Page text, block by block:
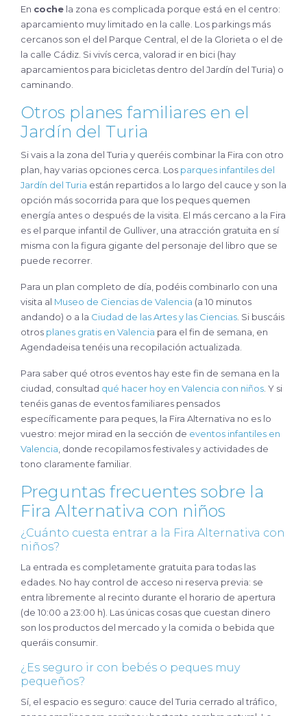
En coche la zona es complicada porque está en el centro:
aparcamiento muy limitado en la calle. Los parkings más
cercanos son el del Parque Central, el de la Glorieta o el de
la calle Cádiz. Si vivís cerca, valorad ir en bici (hay
aparcamientos para bicicletas dentro del Jardín del Turia) o
caminando.
Otros planes familiares en el
Jardín del Turia
Si vais a la zona del Turia y queréis combinar la Fira con otro
plan, hay varias opciones cerca. Los parques infantiles del
Jardín del Turia están repartidos a lo largo del cauce y son la
opción más socorrida para que los peques quemen
energía antes o después de la visita. El más cercano a la Fira
es el parque infantil de Gulliver, una atracción gratuita en sí
misma con la figura gigante del personaje del libro que se
puede recorrer.
Para un plan completo de día, podéis combinarlo con una
visita al Museo de Ciencias de Valencia (a 10 minutos
andando) o a la Ciudad de las Artes y las Ciencias . Si buscáis
otros planes gratis en Valencia para el fin de semana, en
Agendadeisa tenéis una recopilación actualizada.
Para saber qué otros eventos hay este fin de semana en la
ciudad, consultad qué hacer hoy en Valencia con niños . Y si
tenéis ganas de eventos familiares pensados
específicamente para peques, la Fira Alternativa no es lo
vuestro: mejor mirad en la sección de eventos infantiles en
Valencia , donde recopilamos festivales y actividades de
tono claramente familiar.
Preguntas frecuentes sobre la
Fira Alternativa con niños
¿Cuánto cuesta entrar a la Fira Alternativa con
niños?
La entrada es completamente gratuita para todas las
edades. No hay control de acceso ni reserva previa: se
entra libremente al recinto durante el horario de apertura
(de 10:00 a 23:00 h). Las únicas cosas que cuestan dinero
son los productos del mercado y la comida o bebida que
queráis consumir.
¿Es seguro ir con bebés o peques muy
pequeños?
Sí, el espacio es seguro: cauce del Turia cerrado al tráfico,